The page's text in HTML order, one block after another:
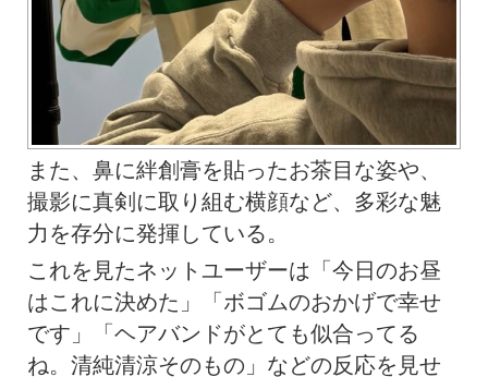
また、鼻に絆創膏を貼ったお茶目な姿や、
撮影に真剣に取り組む横顔など、多彩な魅
力を存分に発揮している。
これを見たネットユーザーは「今日のお昼
はこれに決めた」「ボゴムのおかげで幸せ
です」「ヘアバンドがとても似合ってる
ね。清純清涼そのもの」などの反応を見せ